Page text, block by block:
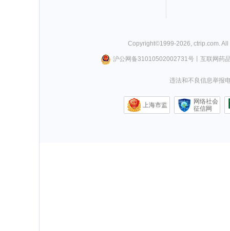
Copyright©1999-2026, ctrip.com.
沪公网备31010502002731号丨 互联网药
违法和不良信息举报
上海市监
网络社会
征信网